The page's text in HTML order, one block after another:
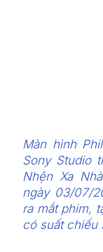
Màn hình
Sony Studio
Nhện Xa
ngày 03/07/
ra mắt phim,
có suất chiếu